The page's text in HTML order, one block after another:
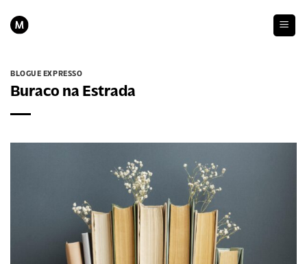
BLOGUE EXPRESSO
Buraco na Estrada